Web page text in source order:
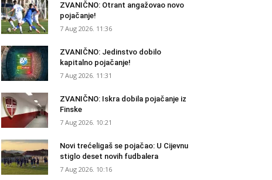
ZVANIČNO: Otrant angažovao novo
pojačanje!
7 Aug 2026. 11:36
ZVANIČNO: Jedinstvo dobilo
kapitalno pojačanje!
7 Aug 2026. 11:31
ZVANIČNO: Iskra dobila pojačanje iz
Finske
7 Aug 2026. 10:21
Novi trećeligaš se pojačao: U Cijevnu
stiglo deset novih fudbalera
7 Aug 2026. 10:16